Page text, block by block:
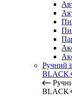
Ручний